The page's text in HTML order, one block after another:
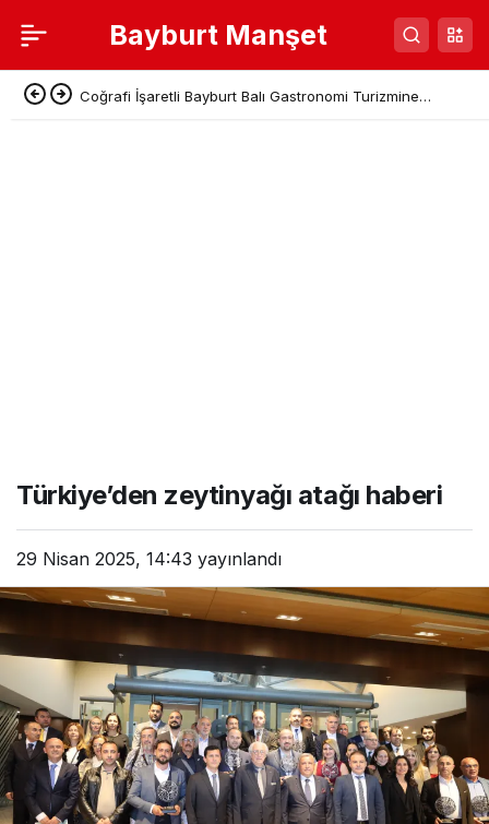
Bayburt Manşet
Coğrafi İşaretli Bayburt Balı Gastronomi Turizmine
Türkiye’den zeytinyağı atağı haberi
29 Nisan 2025, 14:43 yayınlandı